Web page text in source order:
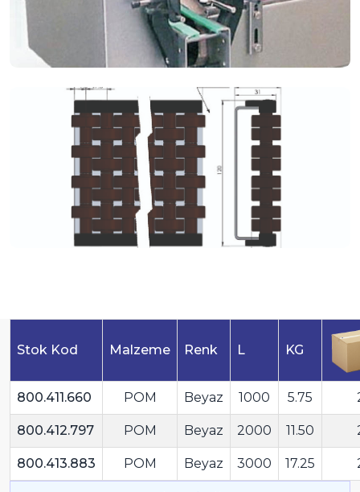
Stok Kod Malzeme Renk L KG
800.411.660 POM Beyaz 1000 5.75
800.412.797 POM Beyaz 2000 11.50
800.413.883 POM Beyaz 3000 17.25